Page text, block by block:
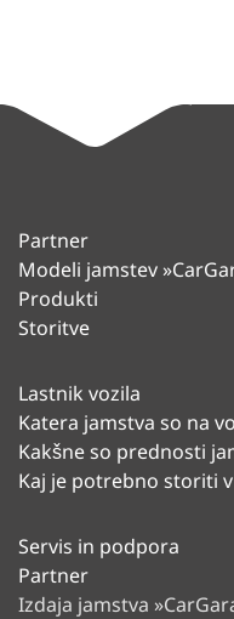
Partner
Modeli jamstev
Produkti
Storitve
Lastnik vozila
Katera jamstva so na
Kakšne so prednosti
Kaj je potrebno storiti
Servis in podpora
Partner
Izdaja jamstva